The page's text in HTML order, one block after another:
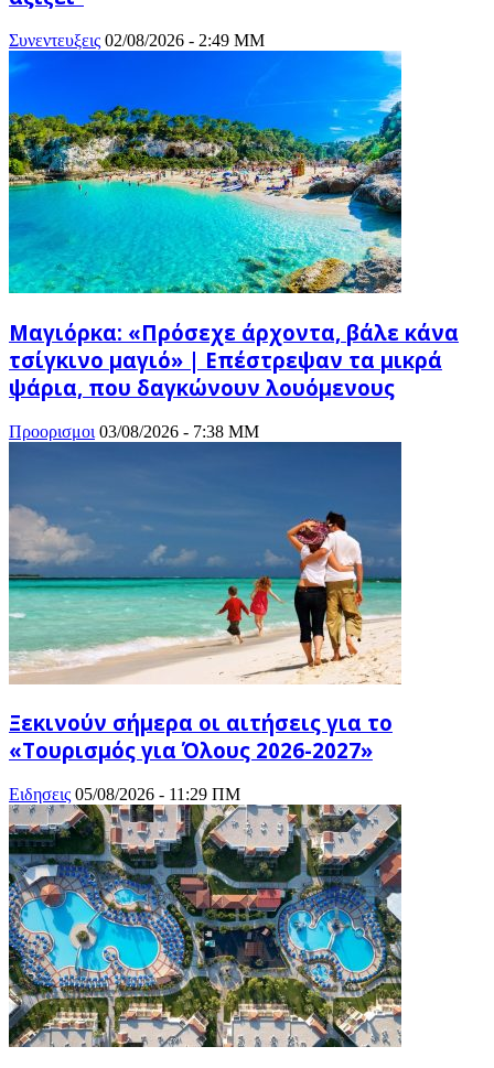
Συνεντευξεις 02/08/2026 - 2:49 ΜΜ
Μαγιόρκα: «Πρόσεχε άρχοντα, βάλε κάνα
τσίγκινο μαγιό» | Επέστρεψαν τα μικρά
ψάρια, που δαγκώνουν λουόμενους
Προορισμοι 03/08/2026 - 7:38 ΜΜ
Ξεκινούν σήμερα οι αιτήσεις για το
«Τουρισμός για Όλους 2026-2027»
Ειδησεις 05/08/2026 - 11:29 ΠΜ